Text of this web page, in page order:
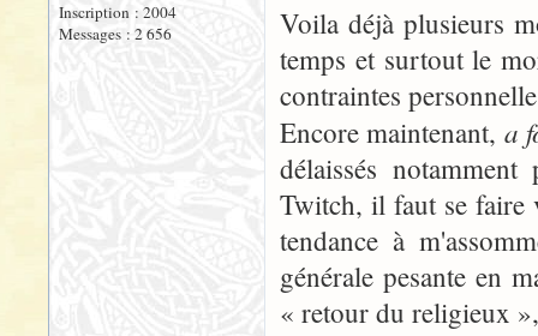
Inscription : 2004
Messages : 2 656
Voila déjà plusieurs
temps et surtout le
contraintes
Encore maintenant, a
délaissés
Twitch, il faut se faire
tendance à
générale pesante en
« retour du religieux »,